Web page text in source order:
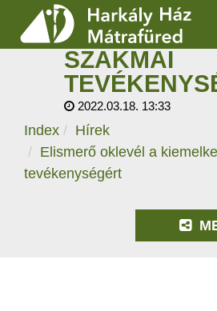
SZOLGÁLTATÁSOK
PROGRAMOK
HÍREK
ELISMERŐ
KIEMELKEDŐ
SZAKMAI
2022.03.18. 13:33
Index
Hírek
Elismerő oklevél a
tevékenységért